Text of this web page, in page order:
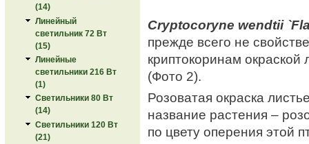
(14)
Линейный
светильник 72 Вт
(15)
Линейные
светильники 216 Вт
(1)
Светильники 80 Вт
(14)
Светильники 120 Вт
(21)
Cryptocoryne wendtii
прежде всего не
криптокоринам окраской
(Фото 2).
Розоватая окраска
название растения –
по цвету оперения этой